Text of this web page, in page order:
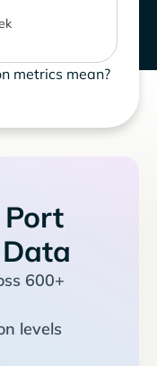
metrics mean?
Port
600+
levels